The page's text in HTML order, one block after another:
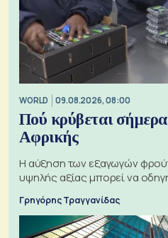
WORLD 09.08.2026, 08:00
Πού κρύβεται
Αφρικής
Η αύξηση των εξαγωγών
υψηλής αξίας μπορεί να
Γρηγόρης Τραγγανίδας